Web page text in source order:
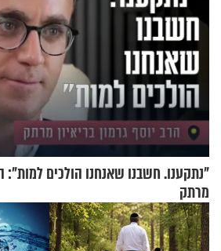
"נתקענו. חשבנו שאנחנו הולכים למות":
מרתק